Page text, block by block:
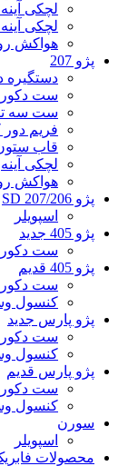
لچکی آینه
لچکی آینه
هواکش
پژو 207
دستگیره
ست
ست سه
فریم دور
قاب
لچکی آینه
هواکش
پژو 207/206 SD
اسپویلر
پژو 405 جدید
ست
پژو 405 قدیم
ست
کنسول
پژو پارس جدید
ست
کنسول
پژو پارس قدیم
ست
کنسول
سورن
اسپویلر
محصولات